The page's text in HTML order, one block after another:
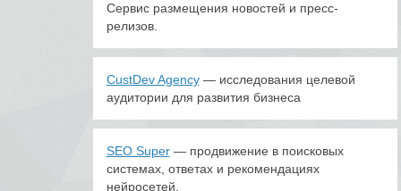
Сервис размещения новостей и пресс-
релизов.
CustDev Agency— исследования целевой
аудитории для развития бизнеса
SEO Super— продвижение в поисковых
системах, ответах и рекомендациях
нейросетей.